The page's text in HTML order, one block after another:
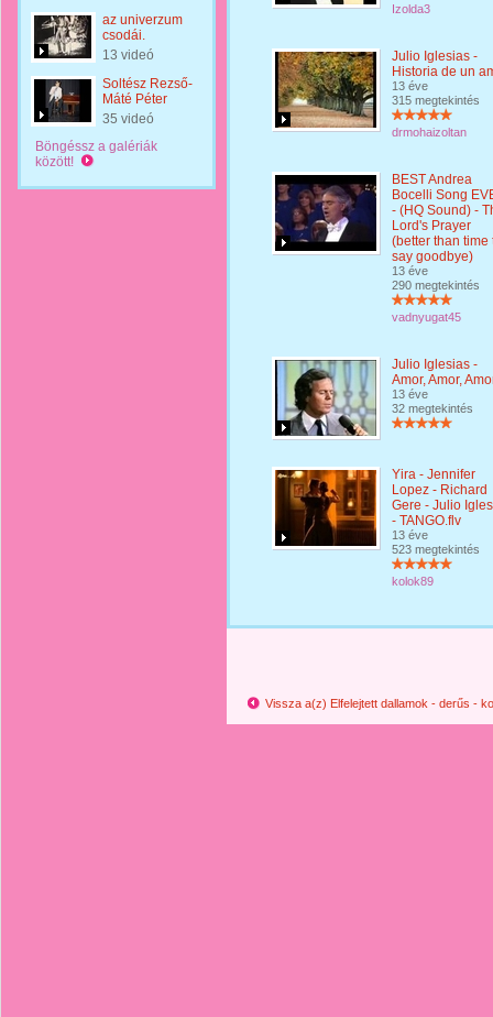
az univerzum
csodái.
13 videó
Soltész Rezső-
Máté Péter
35 videó
Böngéssz a galériák
között!
Izolda3
Julio Iglesias -
Historia de un
13 éve
315 megtekintés
drmohaizoltan
BEST Andrea
Bocelli Song
- (HQ Sound) -
Lord's Prayer
(better than time
say goodbye)
13 éve
290 megtekintés
vadnyugat45
Julio Iglesias -
Amor, Amor,
13 éve
32 megtekintés
Yira - Jennifer
Lopez - Richard
Gere - Julio
- TANGO.flv
13 éve
523 megtekintés
kolok89
Vissza a(z) Elfelejtett dallamok - derűs -